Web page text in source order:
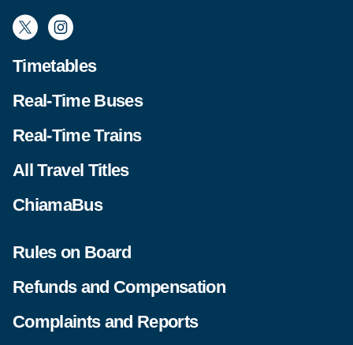
Timetables
Real-Time Buses
Real-Time Trains
All Travel Titles
ChiamaBus
Rules on Board
Refunds and Compensation
Complaints and Reports